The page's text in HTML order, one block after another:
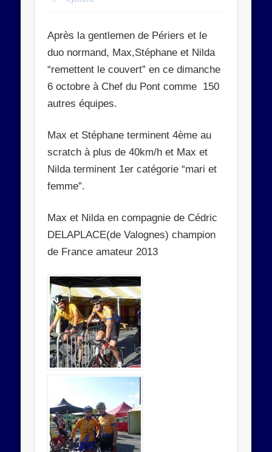
Après la gentlemen de Périers et le
duo normand, Max,Stéphane et Nilda
“remettent le couvert” en ce dimanche
6 octobre à Chef du Pont comme 150
autres équipes.
Max et Stéphane terminent 4ème au
scratch à plus de 40km/h et Max et
Nilda terminent 1er catégorie “mari et
femme”.
Max et Nildaen compagnie de Cédric
DELAPLACE(de Valognes) champion
de France amateur 2013